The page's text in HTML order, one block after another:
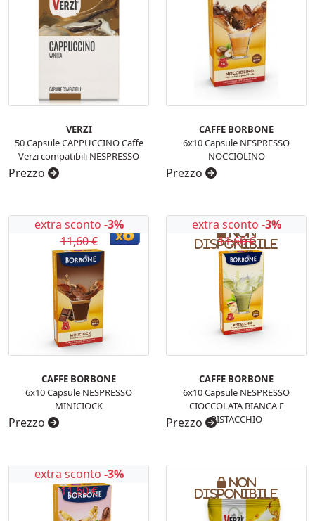
VERZI
50 Capsule CAPPUCCINO Caffe
Verzi compatibili NESPRESSO
Prezzo
CAFFE BORBONE
6x10 Capsule NESPRESSO
NOCCIOLINO
Prezzo
extra sconto -3%
11,60 €
CAFFE BORBONE
6x10 Capsule NESPRESSO
MINICIOCK
Prezzo
Non
disponibile
extra sconto -3%
11,60 €
CAFFE BORBONE
6x10 Capsule NESPRESSO
CIOCCOLATA BIANCA E
PISTACCHIO
Prezzo
extra sconto -3%
11,60 €
Non
disponibile